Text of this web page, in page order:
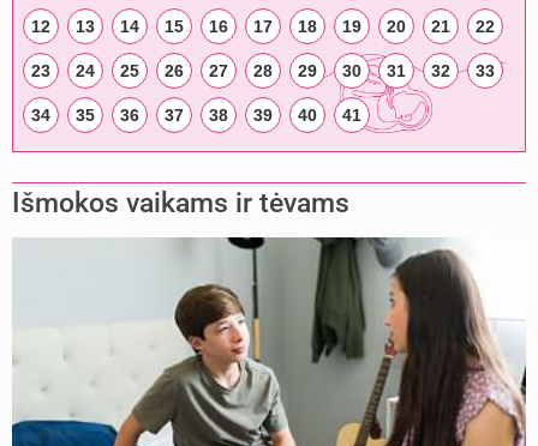
12 13 14 15 16 17 18 19 20 21 22
23 24 25 26 27 28 29 30 31 32 33
34 35 36 37 38 39 40 41
Išmokos vaikams ir tėvams